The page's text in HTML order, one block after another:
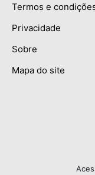
Termos e
Privacidade
Sobre
Mapa do site